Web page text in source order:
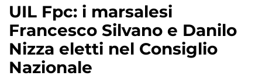
UIL Fpc: i marsalesi
Francesco Silvano e Danilo
Nizza eletti nel Consiglio
Nazionale